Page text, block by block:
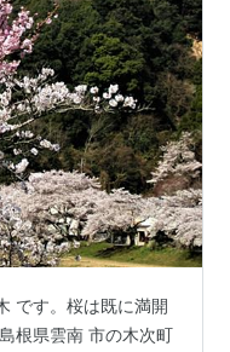
です。桜は既に満開
根県雲南 市の木次町